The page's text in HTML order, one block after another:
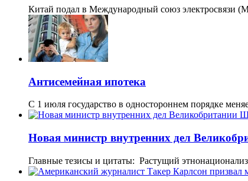
Китай подал в Международный союз электросвязи
Антисемейная ипотека
С 1 июля государство в одностороннем порядке
Новая министр внутренних дел
Главные тезисы и цитаты: Растущий